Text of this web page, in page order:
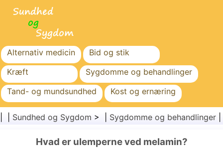
Alternativ medicin
Bid og stik
Kræft
Sygdomme og behandlinger
Tand- og mundsundhed
Kost og ernæring
Familiesundhed
Sundhedssektoren
Sundhed og Sygdom > | Sygdomme og behandlinger
Hvad er ulemperne ved melamin?